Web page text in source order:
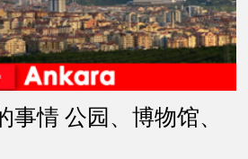
事情 公园、博物馆、